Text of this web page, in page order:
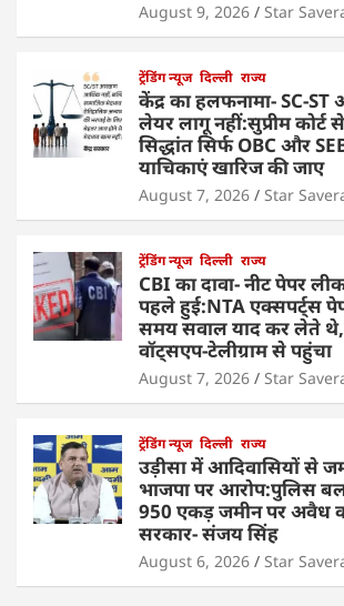
August 9, 2026 Star
ट्रेंडिंग न्यूज दिल्ली राज्य
केंद्र का हलफनामा- SC-ST
लेयर लागू नहीं:सुप्रीम कोर्ट
सिद्धांत सिर्फ OBC और
याचिकाएं खारिज की जाए
August 7, 2026 Star
ट्रेंडिंग न्यूज दिल्ली राज्य
CBI का दावा- नीट पेपर
पहले हुई:NTA एक्सपर्ट्स
समय सवाल याद कर लेते थे,
वॉट्सएप-टेलीग्राम से पहुंचा
August 7, 2026 Star
ट्रेंडिंग न्यूज दिल्ली राज्य
उड़ीसा में आदिवासियों से
भाजपा पर आरोप:पुलिस
950 एकड़ जमीन पर अवैध
सरकार- संजय सिंह
August 6, 2026 Star